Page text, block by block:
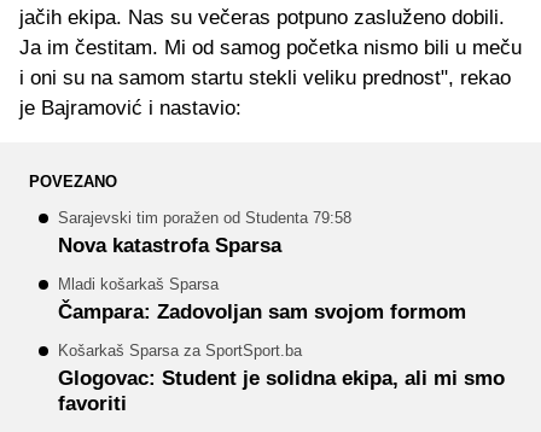
jačih ekipa. Nas su večeras potpuno zasluženo dobili.
Ja im čestitam. Mi od samog početka nismo bili u meču
i oni su na samom startu stekli veliku prednost", rekao
je Bajramović i nastavio:
POVEZANO
Sarajevski tim poražen od Studenta 79:58
Nova katastrofa Sparsa
Mladi košarkaš Sparsa
Čampara: Zadovoljan sam svojom formom
Košarkaš Sparsa za SportSport.ba
Glogovac: Student je solidna ekipa, ali mi smo
favoriti